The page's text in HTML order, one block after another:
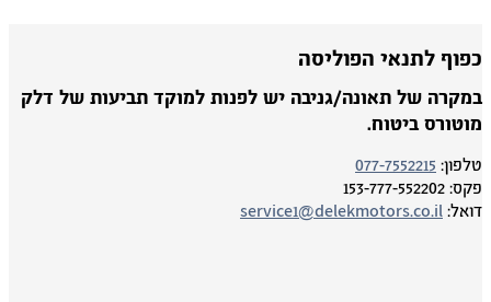
לתנאי הפוליסה
של תאונה/גניבה יש לפנות למוקד תביעות של דלק
ביטוח.
077-7552215
153-777-552202
service1@delekmotors.co.il